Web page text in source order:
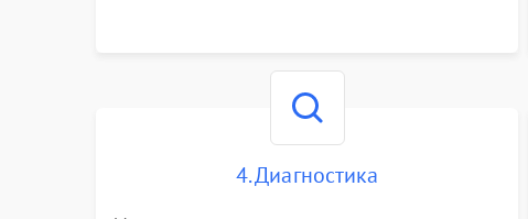
4. Диагностика